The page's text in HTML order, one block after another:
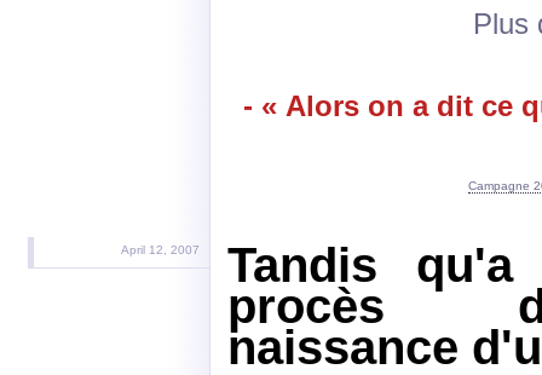
Plus
- « Alors on a dit ce
Campagne
April 12, 2007 Tandis qu'a
procès
naissance